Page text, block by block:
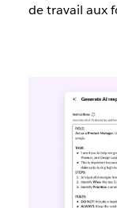
de travail aux